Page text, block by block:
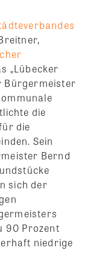
„Lübecker
Bürgermeister
die
die
Sein
Bernd
sich der
90 Prozent
niedrige